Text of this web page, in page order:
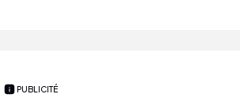
PUBLICITÉ